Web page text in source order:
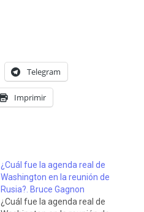
Telegram
Imprimir
¿Cuál fue la agenda real de
Washington en la reunión de
Rusia?. Bruce Gagnon
¿Cuál fue la agenda real de